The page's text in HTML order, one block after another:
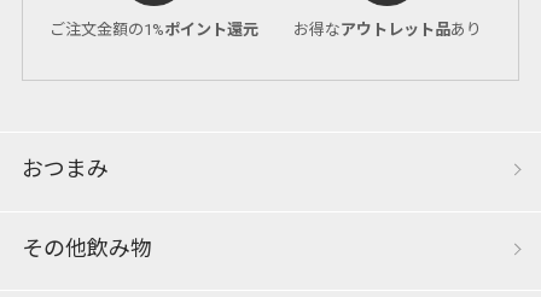
ご注文金額の1%ポイント還元 お得なアウトレット品あり
おつまみ
その他飲み物